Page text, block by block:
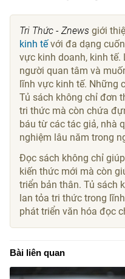
Tri Thức - Znews giới
kinh tếvới đa dạng
vực kinh doanh, kinh
người quan tâm và
lĩnh vực kinh tế. Những
Tủ sách không chỉ đơn
tri thức mà còn chứa
báu từ các tác giả, nhà
nghiệm lâu năm trong
Đọc sách không chỉ
kiến thức mới mà còn
triển bản thân. Tủ sách
lan tỏa tri thức trong
phát triển văn hóa đọc
Bài liên quan